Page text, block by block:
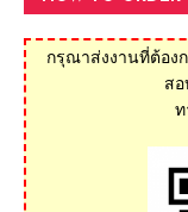
กรุณาส่งงานที่ต้อง
ส
ท